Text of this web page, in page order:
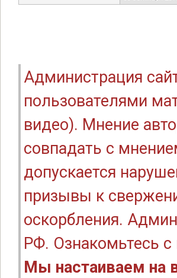
Администрация
пользователями
видео). Мнение
совпадать с
допускается
призывы к
оскорбления.
РФ. Ознакомьтесь
Мы настаиваем на